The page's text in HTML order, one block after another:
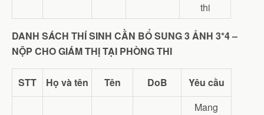
thi
DANH SÁCH THÍ SINH CẦN BỔ SUNG 3 ẢNH 3*4 –
NỘP CHO GIÁM THỊ TẠI PHÒNG THI
STT Họ và tên Tên DoB Yêu cầu
Mang